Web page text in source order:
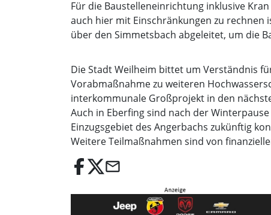
Für die Baustelleneinrichtung inklusive
auch hier mit Einschränkungen zu rechnen
über den Simmetsbach abgeleitet, um die
Die Stadt Weilheim bittet um Verständnis
Vorabmaßnahme zu weiteren
interkommunale Großprojekt in den
Auch in Eberfing sind nach der
Einzugsgebiet des Angerbachs zukünftig
Weitere Teilmaßnahmen sind von
email